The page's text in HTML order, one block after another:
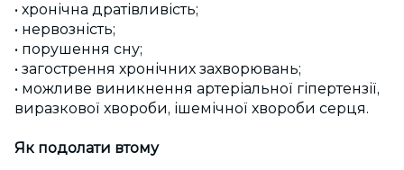
• хронічна дратівливість;
• нервозність;
• порушення сну;
• загострення хронічних захворювань;
• можливе виникнення артеріальної гіпертензії,
виразкової хвороби, ішемічної хвороби серця.
Як подолати втому